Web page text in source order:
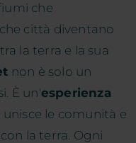
che
città diventano
la terra e la sua
non è solo un
È un'esperienza
unisce le comunità e
la terra. Ogni